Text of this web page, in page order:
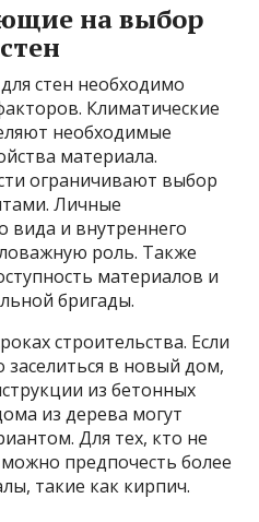
на выбор
стен необходимо
Климатические
необходимые
материала.
ограничивают выбор
Личные
вида и внутреннего
роль. Также
материалов и
бригады.
строительства. Если
в новый дом,
из бетонных
из дерева могут
Для тех, кто не
предпочесть более
такие как кирпич.